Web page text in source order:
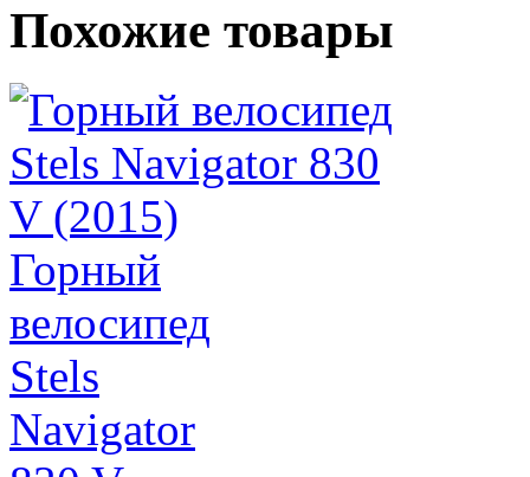
Похожие товары
Горный
велосипед
Stels
Navigator